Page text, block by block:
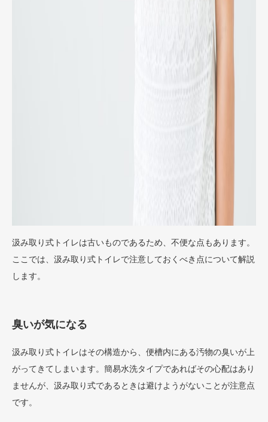
汲み取り式トイレは古いものであるため、不便な点もあります。
ここでは、汲み取り式トイレで注意しておくべき点について解説
します。
臭いが気になる
汲み取り式トイレはその構造から、便槽内にある汚物の臭いが上
がってきてしまいます。簡易水洗タイプであればその心配はあり
ませんが、汲み取り式であるときは避けようがないことが注意点
です。